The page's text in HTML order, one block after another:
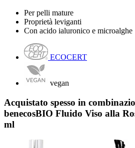
Per pelli mature
Proprietà leviganti
Con acido ialuronico e microalghe
ECOCERT
vegan
Acquistato spesso in
benecosBIO Fluido Viso alla
ml